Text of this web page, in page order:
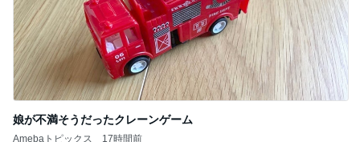
娘が不満そうだったクレーンゲーム
Amebaトピックス 17時間前